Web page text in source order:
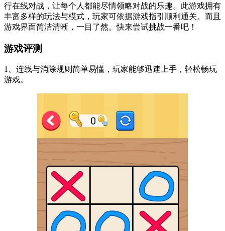
行在线对战，让每个人都能尽情领略对战的乐趣。此游戏拥有
丰富多样的玩法与模式，玩家可依据游戏指引顺利通关。而且
游戏界面简洁清晰，一目了然。快来尝试挑战一番吧！
游戏评测
1、连线与消除规则简单易懂，玩家能够迅速上手，轻松畅玩
游戏。